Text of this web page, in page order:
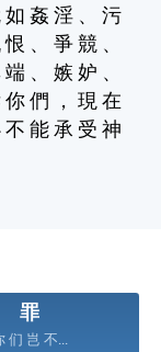
如 姦 淫 、 污
、 爭 競 、
、 嫉 妒 、
們 ， 現 在
不 能 承 受 神
罪
们 岂 不...